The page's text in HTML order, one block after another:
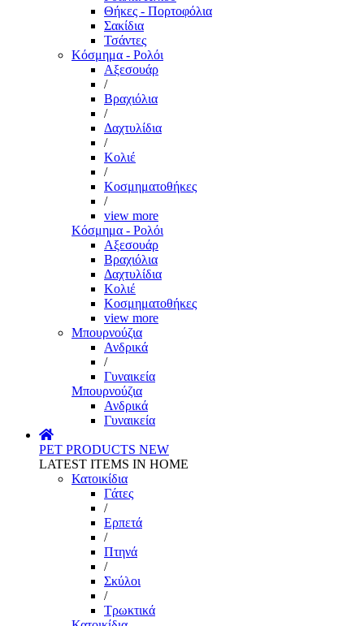
Θήκες - Πορτοφόλια
Σακίδια
Τσάντες
Κόσμημα - Ρολόι
Αξεσουάρ
/
Βραχιόλια
/
Δαχτυλίδια
/
Κολιέ
/
Κοσμηματοθήκες
/
view more
Κόσμημα - Ρολόι
Αξεσουάρ
Βραχιόλια
Δαχτυλίδια
Κολιέ
Κοσμηματοθήκες
view more
Μπουρνούζια
Ανδρικά
/
Γυναικεία
Μπουρνούζια
Ανδρικά
Γυναικεία
PET PRODUCTS NEW
LATEST ITEMS IN HOME
Κατοικίδια
Γάτες
/
Ερπετά
/
Πτηνά
/
Σκύλοι
/
Τρωκτικά